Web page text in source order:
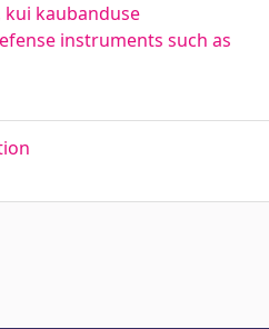
kaubanduse
instruments such as